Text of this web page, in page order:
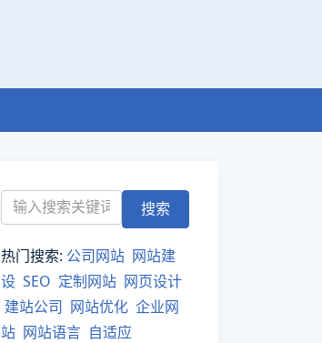
热门搜索: 公司网站 网站建
设 SEO 定制网站 网页设计
建站公司 网站优化 企业网
站 网站语言 自适应